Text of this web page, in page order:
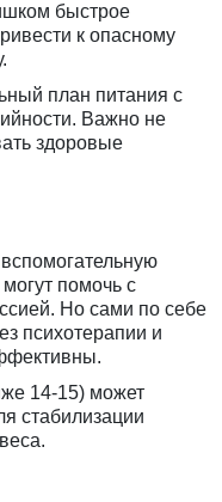
быстрое
к опасному
план питания с
Важно не
здоровые
помочь с
Но сами по себе
психотерапии и
14-15) может
стабилизации